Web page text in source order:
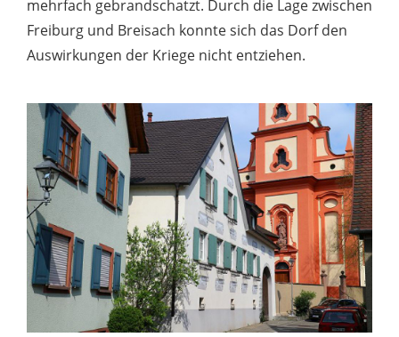
mehrfach gebrandschatzt. Durch die Lage zwischen
Freiburg und Breisach konnte sich das Dorf den
Auswirkungen der Kriege nicht entziehen.